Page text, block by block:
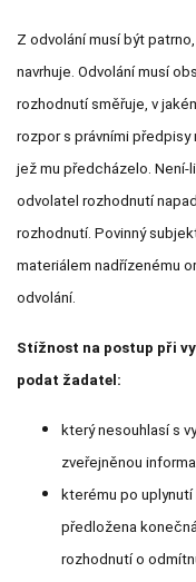
Z odvolání musí být
navrhuje. Odvolání musí
rozhodnutí směřuje, v
rozpor s právními
jež mu předcházelo. Není-
odvolatel rozhodnutí
rozhodnutí. Povinný
materiálem nadřízenému
odvolání.
Stížnost na postup při
podat žadatel:
který nesouhlasí s
zveřejněnou
kterému po
předložena
rozhodnutí o